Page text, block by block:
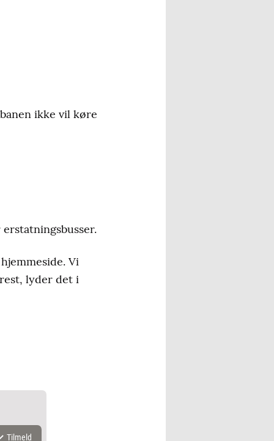
ikke vil køre
Vi
lyder det i
Tilmeld